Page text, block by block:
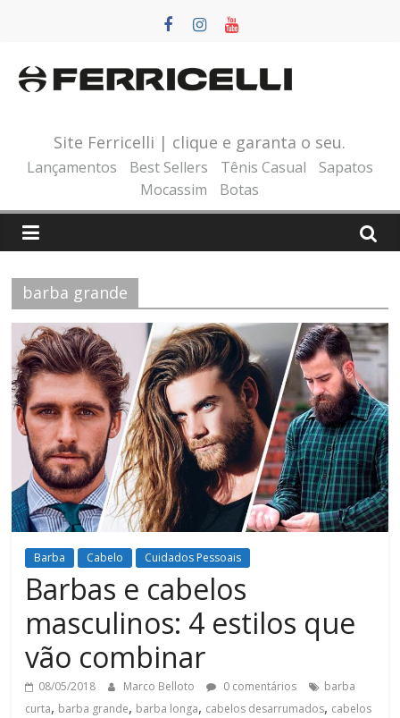
conteúdo
Site Ferricelli | clique e garanta o seu.
Lançamentos Best Sellers Tênis Casual
Sapatos
Mocassim
Botas
barba grande
Barba Cabelo Cuidados Pessoais
Barbas e cabelos
masculinos: 4 estilos que
vão combinar
08/05/2018 Marco Belloto 0 comentários
barba
curta, barba grande, barba longa, cabelos desarrumados, cabelos